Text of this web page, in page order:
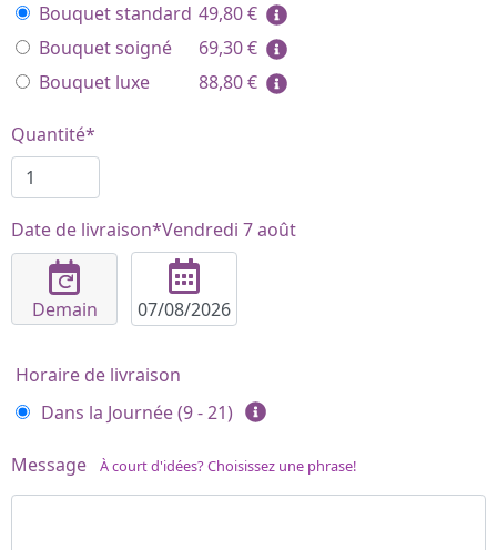
Bouquet standard 49,80€
Bouquet soigné
69,30€
Bouquet luxe
88,80€
Quantité*
Date de livraison*Vendredi 7 août
Demain
Horaire de livraison
Dans la Journée (9 - 21)
Message À court d'idées? Choisissez une phrase!